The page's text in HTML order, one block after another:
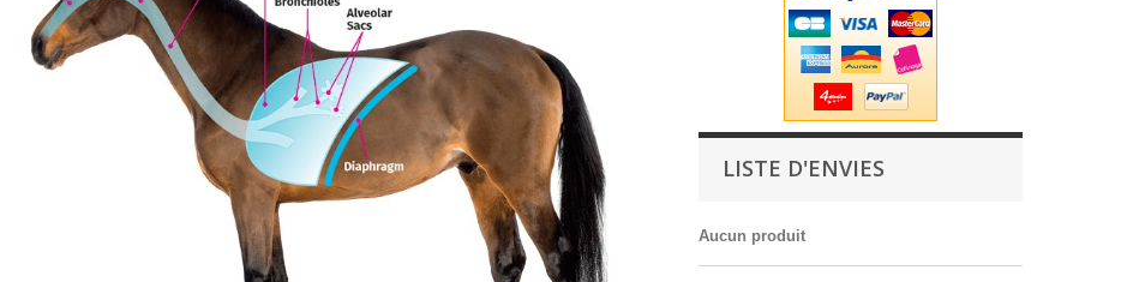
LISTE D'ENVIES
Aucun produit